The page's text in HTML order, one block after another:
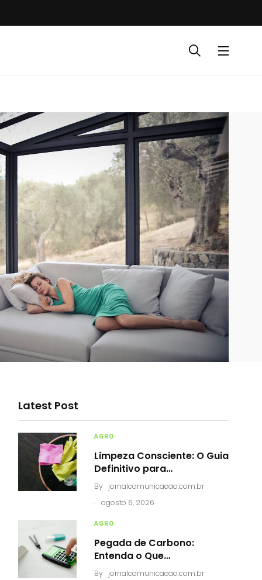
Latest Post
AGRO
Limpeza Consciente: O Guia
Definitivo para…
By jornalcomunicacao.com.br
.
agosto 6, 2026
AGRO
Pegada de Carbono:
Entenda o Que…
By jornalcomunicacao.com.br